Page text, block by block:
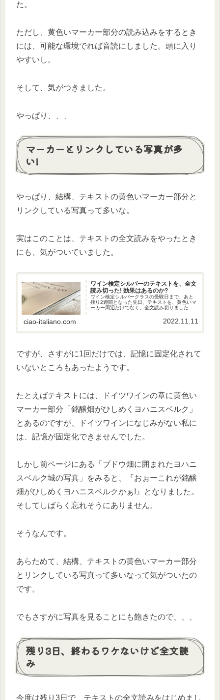
た。
ただし、黄色いマーカー部分の読み込みをするとき
には、可能な環境でれば音読にしました。頭に入り
やすいし。
そして、気がつきました。
やっぱり、、、
マーカーとリンクしている写真が多
い!
やっぱり、結構、テキストの黄色いマーカー部分と
リンクしている写真って多いな。
実はこのことは、テキストの全文読みをやったとき
にも、気がついていました。
ワイン検定シルバーのテキストを、全文
読み切った! 効果はあるのか?
ワイン検定シルバークラスの受験日まで、あと
残り2週間となった先日、テキストを、黄色いマ
ーカー周辺だけでなく、全文読み切りました。
ciao-italiano.com 2022.11.11
ですが、さすがに1回だけでは、記憶に固定化されて
いないところもあったようです。
たとえばテキストには、ドイツワインの章に黄色い
マーカー部分
銘醸畑がひしめくヨハニスベルク
とあるのですが、ドイツワインになじみがない私に
は、記憶が固定化できませんでした。
しかし前ページにある「ブドウ畑に囲まれたヨハニ
スベルク城の写真」をみると、『おぉーこれが銘醸
畑がひしめくヨハニスベルクかぁ!』となりました。
そしてしばらく忘れそうにありません。
そうなんです。
あらためて、結構、テキストの黄色いマーカー部分
とリンクしている写真って多いなって気がついたの
です。
でもさすがに写真を見ることにも飽きたので、、、
残り3日、終わるワケないけど全文読
み
今度は残り3日で、テキストの全文読みをはじめまし